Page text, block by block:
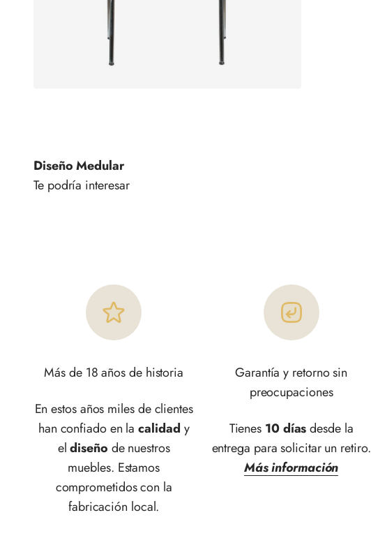
Diseño Medular
Más de 18 años de historia
En estos años miles de clientes
han confiado en lacalidad y
eldiseño de nuestros
muebles. Estamos
comprometidos con la
fabricación local.
Garantía y retorno sin
preocupaciones
Tienes 10 díasdesde la
entrega para solicitar un retiro.
Más información